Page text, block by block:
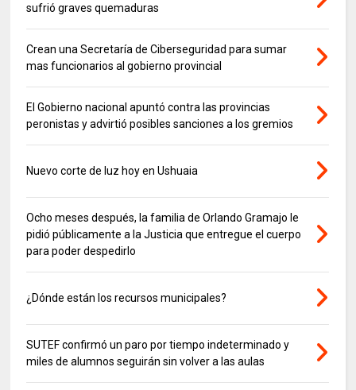
sufrió graves quemaduras
Crean una Secretaría de Ciberseguridad para sumar
mas funcionarios al gobierno provincial
El Gobierno nacional apuntó contra las provincias
peronistas y advirtió posibles sanciones a los gremios
Nuevo corte de luz hoy en Ushuaia
Ocho meses después, la familia de Orlando Gramajo le
pidió públicamente a la Justicia que entregue el cuerpo
para poder despedirlo
¿Dónde están los recursos municipales?
SUTEF confirmó un paro por tiempo indeterminado y
miles de alumnos seguirán sin volver a las aulas